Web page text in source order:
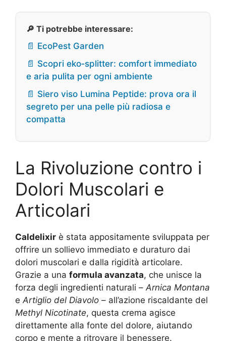
🔎 Ti potrebbe interessare:
📄 EcoPest Garden
📄 Scopri eko‑splitter: comfort immediato
e aria pulita per ogni ambiente
📄 Siero viso Lumina Peptide: prova ora il
segreto per una pelle più radiosa e
compatta
La Rivoluzione contro i
Dolori Muscolari e
Articolari
Caldelixir è stata appositamente sviluppata per
offrire un sollievo immediato e duraturo dai
dolori muscolari e dalla rigidità articolare.
Grazie a una formula avanzata, che unisce la
forza degli ingredienti naturali –Arnica Montana
eArtiglio del Diavolo – all’azione riscaldante del
Methyl Nicotinate, questa crema agisce
direttamente alla fonte del dolore, aiutando
corpo e mente a ritrovare il benessere.